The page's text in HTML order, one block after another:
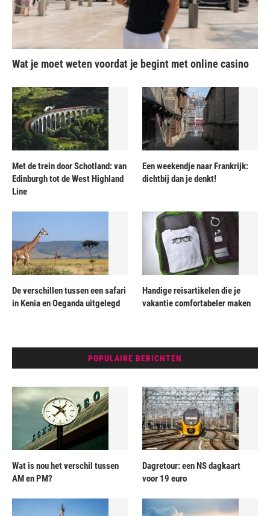
Wat je moet weten voordat je begint met online casino
Met de trein door Schotland: van
Edinburgh tot de West Highland
Line
Een weekendje naar Frankrijk:
dichtbij dan je denkt!
De verschillen tussen een safari
in Kenia en Oeganda uitgelegd
Handige reisartikelen die je
vakantie comfortabeler maken
POPULAIRE BERICHTEN
Wat is nou het verschil tussen
AM en PM?
Dagretour: een NS dagkaart
voor 19 euro